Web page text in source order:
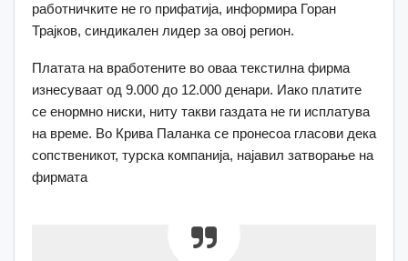
работничките не го прифатија, информира Горан
Трајков, синдикален лидер за овој регион.
Платата на вработените во оваа текстилна фирма
изнесуваат од 9.000 до 12.000 денари. Иако платите
се енoрмно ниски, ниту такви газдата не ги исплатува
на време. Во Крива Паланка се пронесоа гласови дека
сопственикот, турска компанија, најавил затворање на
фирмата